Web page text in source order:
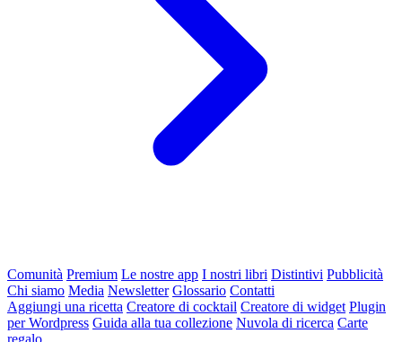
Comunità Premium Le nostre app I nostri libri Distintivi Pubblicità
Chi siamo Media Newsletter Glossario Contatti
Aggiungi una ricetta Creatore di cocktail Creatore di widget Plugin
per Wordpress Guida alla tua collezione Nuvola di ricerca Carte
regalo